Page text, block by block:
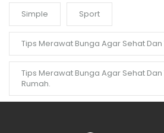
Simple Sport
Tips Merawat Bunga Agar Sehat
Tips Merawat Bunga Agar Sehat Dan
Rumah.